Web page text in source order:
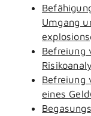
Umgang
Befreiung
Befreiung
eines